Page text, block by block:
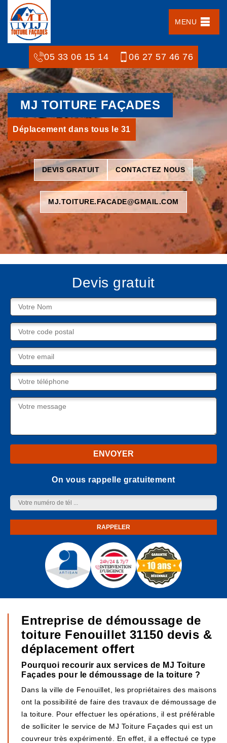
MENU
05 33 06 15 14 06 27 57 46 76
MJ TOITURE FAÇADES
Déplacement dans tous le 31
DEVIS GRATUIT CONTACTEZ NOUS
MJ.TOITURE.FACADE@GMAIL.COM
Devis gratuit
On vous rappelle gratuitement
Entreprise de démoussage de
toiture Fenouillet 31150 devis &
déplacement offert
Pourquoi recourir aux services de MJ Toiture
Façades pour le démoussage de la toiture ?
Dans la ville de Fenouillet, les propriétaires des maisons
ont la possibilité de faire des travaux de démoussage de
la toiture. Pour effectuer les opérations, il est préférable
de solliciter le service de MJ Toiture Façades qui est un
couvreur très expérimenté. En effet, il a effectué ce type